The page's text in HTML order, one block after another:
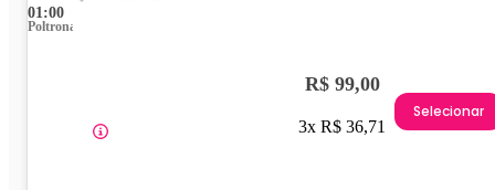
01:00
Poltrona
R$ 99,00
3x R$ 36,71
Selecionar